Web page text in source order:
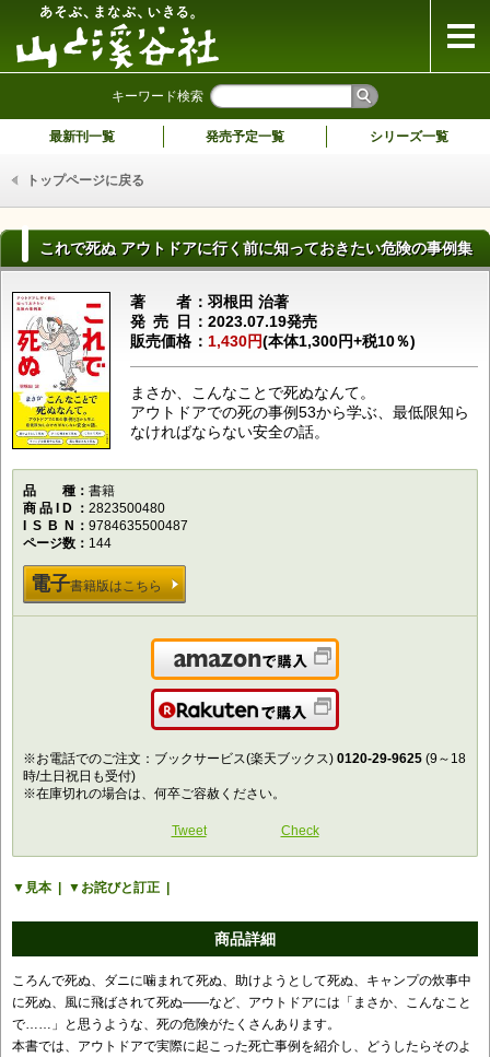
キーワード検索
最新刊一覧 発売予定一覧 シリーズ一覧
トップページに戻る
これで死ぬ アウトドアに行く前に知っておきたい危険の事例集
著者羽根田 治著
発売日 2023.07.19発売
販売価格
1,430円(本体1,300円+税10％)
まさか、こんなことで死ぬなんて。
アウトドアでの死の事例53から学ぶ、最低限知ら
なければならない安全の話。
品種書籍
商品ID
2823500480
ISBN
9784635500487
ページ数
144
電子書籍版はこちら
Amazonで購入
楽天で購入
※お電話でのご注文：ブックサービス(楽天ブックス) 0120-29-9625 (9～18
時/土日祝日も受付)
※在庫切れの場合は、何卒ご容赦ください。
Tweet Check
見本 お詫びと訂正
商品詳細
ころんで死ぬ、ダニに噛まれて死ぬ、助けようとして死ぬ、キャンプの炊事中
に死ぬ、風に飛ばされて死ぬ——など、アウトドアには「まさか、こんなこと
で……」と思うような、死の危険がたくさんあります。
本書では、アウトドアで実際に起こった死亡事例を紹介し、どうしたらそのよ